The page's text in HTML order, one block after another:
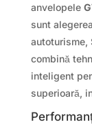
anvelopele
sunt
autoturisme,
combină
inteligent
superioară,